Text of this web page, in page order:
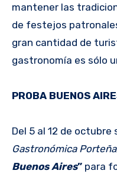
mantener las
de festejos
gran cantidad de
gastronomía es sólo
PROBA BUENOS
Del 5 al 12 de octubre
Gastronómica Porteña
Buenos Aires” para